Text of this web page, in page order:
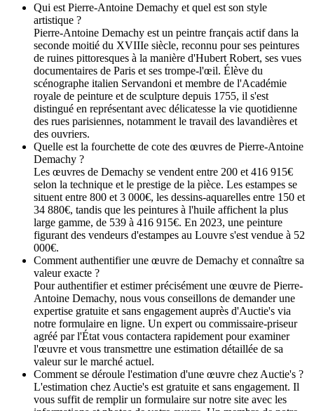
Qui est Pierre-Antoine Demachy et quel est son style
artistique ?
Pierre-Antoine Demachy est un peintre français actif dans la
seconde moitié du XVIIIe siècle, reconnu pour ses peintures
de ruines pittoresques à la manière d'Hubert Robert, ses vues
documentaires de Paris et ses trompe-l'œil. Élève du
scénographe italien Servandoni et membre de l'Académie
royale de peinture et de sculpture depuis 1755, il s'est
distingué en représentant avec délicatesse la vie quotidienne
des rues parisiennes, notamment le travail des lavandières et
des ouvriers.
Quelle est la fourchette de cote des œuvres de Pierre-Antoine
Demachy ?
Les œuvres de Demachy se vendent entre 200 et 416 915€
selon la technique et le prestige de la pièce. Les estampes se
situent entre 800 et 3 000€, les dessins-aquarelles entre 150 et
34 880€, tandis que les peintures à l'huile affichent la plus
large gamme, de 539 à 416 915€. En 2023, une peinture
figurant des vendeurs d'estampes au Louvre s'est vendue à 52
000€.
Comment authentifier une œuvre de Demachy et connaître sa
valeur exacte ?
Pour authentifier et estimer précisément une œuvre de Pierre-
Antoine Demachy, nous vous conseillons de demander une
expertise gratuite et sans engagement auprès d'Auctie's via
notre formulaire en ligne. Un expert ou commissaire-priseur
agréé par l'État vous contactera rapidement pour examiner
l'œuvre et vous transmettre une estimation détaillée de sa
valeur sur le marché actuel.
Comment se déroule l'estimation d'une œuvre chez Auctie's ?
L'estimation chez Auctie's est gratuite et sans engagement. Il
vous suffit de remplir un formulaire sur notre site avec les